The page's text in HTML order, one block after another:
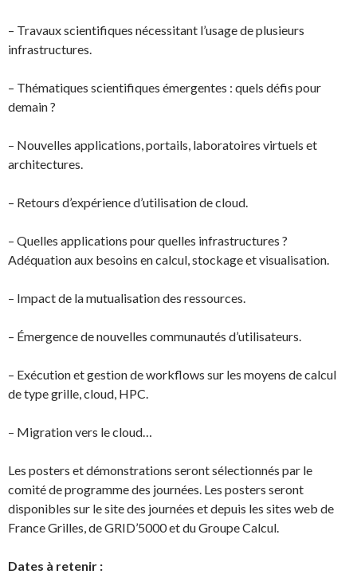
– Travaux scientifiques nécessitant l’usage de plusieurs
infrastructures.
– Thématiques scientifiques émergentes : quels défis pour
demain ?
– Nouvelles applications, portails, laboratoires virtuels et
architectures.
– Retours d’expérience d’utilisation de cloud.
– Quelles applications pour quelles infrastructures ?
Adéquation aux besoins en calcul, stockage et visualisation.
– Impact de la mutualisation des ressources.
– Émergence de nouvelles communautés d’utilisateurs.
– Exécution et gestion de workflows sur les moyens de calcul
de type grille, cloud, HPC.
– Migration vers le cloud…
Les posters et démonstrations seront sélectionnés par le
comité de programme des journées. Les posters seront
disponibles sur le site des journées et depuis les sites web de
France Grilles, de GRID’5000 et du Groupe Calcul.
Dates à retenir :